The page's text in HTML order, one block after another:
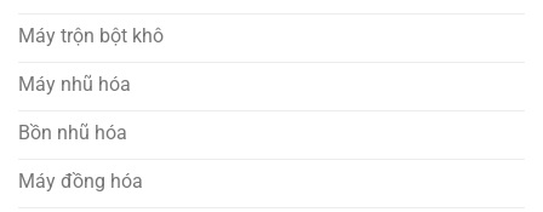
Máy trộn bột khô
Máy nhũ hóa
Bồn nhũ hóa
Máy đồng hóa